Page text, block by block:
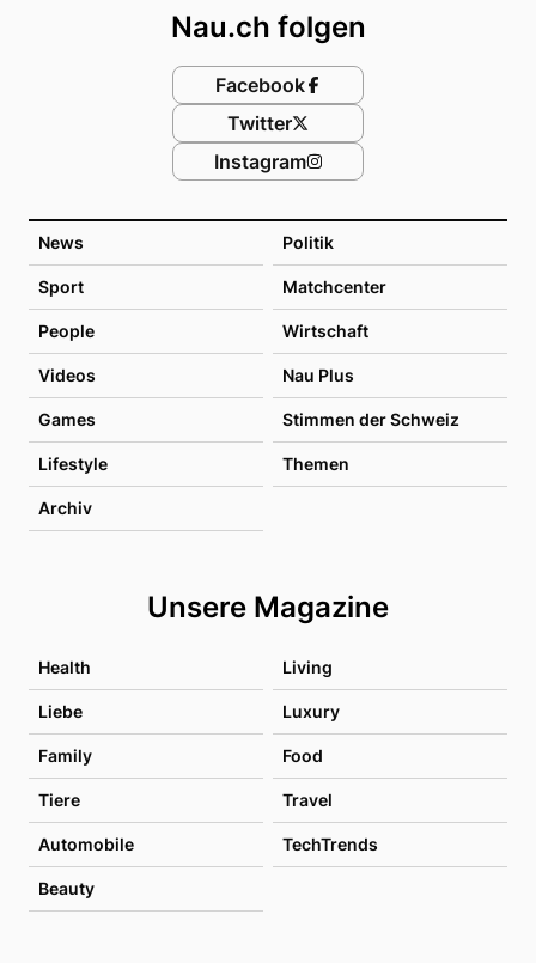
News Politik
Sport Matchcenter
People Wirtschaft
Videos Nau Plus
Games Stimmen der Schweiz
Lifestyle Themen
Archiv
Unsere Magazine
Health Living
Liebe Luxury
Family Food
Tiere Travel
Automobile TechTrends
Beauty
Nau.ch folgen
Facebook
Twitter
Instagram